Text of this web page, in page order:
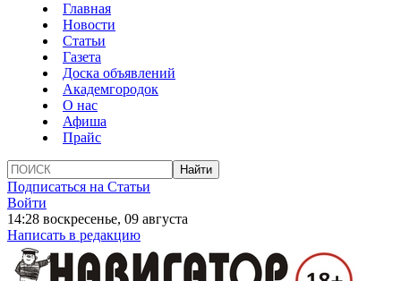
Главная
Новости
Статьи
Газета
Доска объявлений
Академгородок
О нас
Афиша
Прайс
Подписаться на Статьи
Войти
14:28 воскресенье, 09 августа
Написать в редакцию